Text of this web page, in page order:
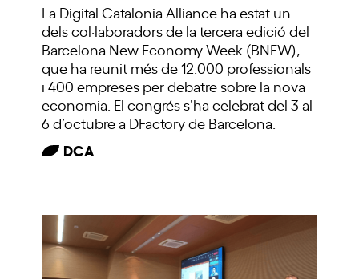
La Digital Catalonia Alliance ha estat un
dels col·laboradors de la tercera edició del
Barcelona New Economy Week (BNEW),
que ha reunit més de 12.000 professionals
i 400 empreses per debatre sobre la nova
economia. El congrés s’ha celebrat del 3 al
6 d’octubre a DFactory de Barcelona.
DCA